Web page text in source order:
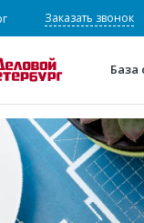
Заказать звонок
База